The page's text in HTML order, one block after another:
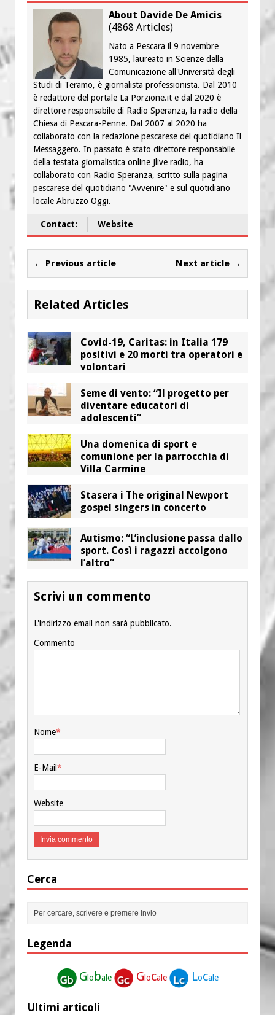
About Davide De Amicis
(4868 Articles)
Nato a Pescara il 9 novembre
1985, laureato in Scienze della
Comunicazione all'Università degli
Studi di Teramo, è giornalista professionista. Dal 2010
è redattore del portale La Porzione.it e dal 2020 è
direttore responsabile di Radio Speranza, la radio della
Chiesa di Pescara-Penne. Dal 2007 al 2020 ha
collaborato con la redazione pescarese del quotidiano Il
Messaggero. In passato è stato direttore responsabile
della testata giornalistica online Jlive radio, ha
collaborato con Radio Speranza, scritto sulla pagina
pescarese del quotidiano "Avvenire" e sul quotidiano
locale Abruzzo Oggi.
Contact: Website
← Previous article Next article →
Related Articles
Covid-19, Caritas: in Italia 179
positivi e 20 morti tra operatori e
volontari
Seme di vento: “Il progetto per
diventare educatori di
adolescenti”
Una domenica di sport e
comunione per la parrocchia di
Villa Carmine
Stasera i The original Newport
gospel singers in concerto
Autismo: “L’inclusione passa dallo
sport. Così i ragazzi accolgono
l’altro”
Scrivi un commento
L'indirizzo email non sarà pubblicato.
Commento
Nome*
E-Mail*
Website
Cerca
Legenda
G lobale G locale Locale
Ultimi articoli